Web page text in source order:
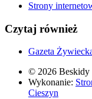
Strony
Czytaj również
Gazeta
© 2026 Beskidy
Wykonanie:
Cieszyn